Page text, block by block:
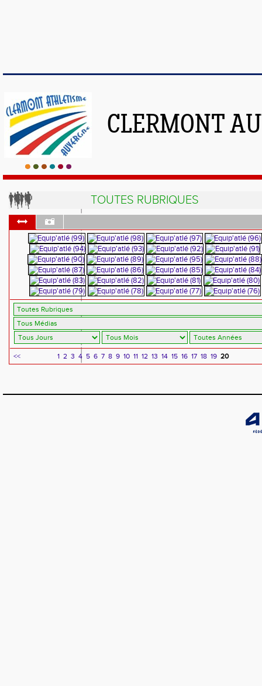
CLERMONT
TOUTES RUBRIQUES
<< 1 2 3 4 5 6 7 8 9 10 11 12 13 14 15 16 17 18 19 20